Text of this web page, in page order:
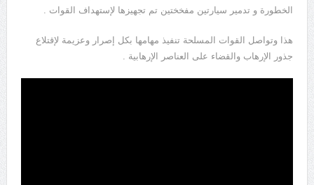
الخطورة و تدمير سيارتين مفخختين تم تجهيزها لإستهداف القوات .
هذا وتواصل القوات المسلحة تنفيذ مهامها بكل إصرار وعزيمة لإقتلاع
جذور الإرهاب والقضاء على العناصر الإرهابية .